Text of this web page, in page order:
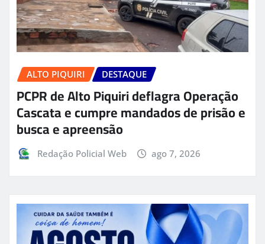
ALTO PIQUIRI DESTAQUE
PCPR de Alto Piquiri deflagra Operação
Cascata e cumpre mandados de prisão e
busca e apreensão
Redação Policial Web ago 7, 2026